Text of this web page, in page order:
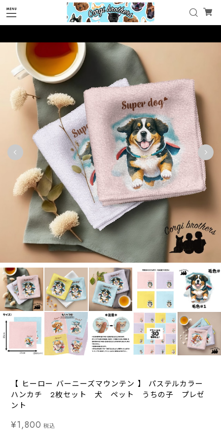
【 ヒーロー バーニーズマウンテン 】 パステルカラー
ハンカチ 2枚セット 犬 ペット うちの子 プレゼ
ント
¥1,800 税込